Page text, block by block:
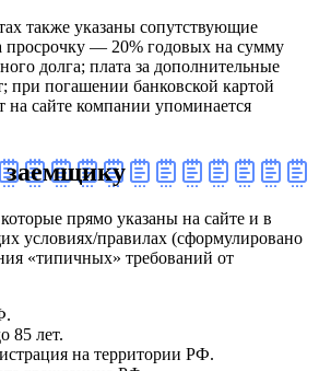
также указаны сопутствующие
просрочку — 20% годовых на сумму
долга; плата за дополнительные
при погашении банковской картой
на сайте компании упоминается
заемщику
прямо указаны на сайте и в
условиях/правилах (сформулировано
«типичных» требований от
85 лет.
на территории РФ.